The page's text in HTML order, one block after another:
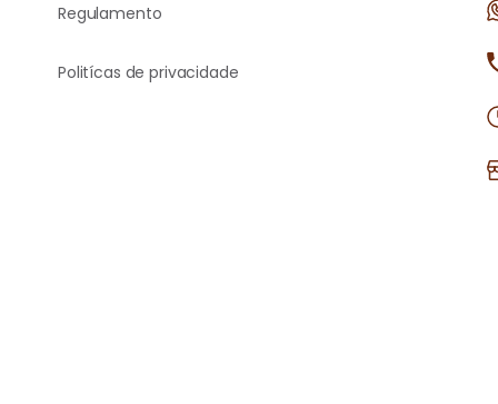
Regulamento
Politícas de privacidade